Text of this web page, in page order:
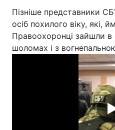
Пізніше представники
осіб похилого віку, які,
Правоохоронці зайшли в
шоломах і з